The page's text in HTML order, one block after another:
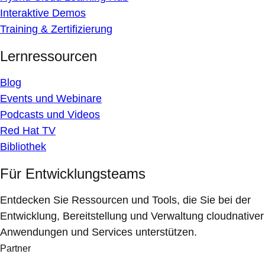
Interaktive Demos
Training & Zertifizierung
Lernressourcen
Blog
Events und Webinare
Podcasts und Videos
Red Hat TV
Bibliothek
Für Entwicklungsteams
Entdecken Sie Ressourcen und Tools, die Sie bei der
Entwicklung, Bereitstellung und Verwaltung cloudnativer
Anwendungen und Services unterstützen.
Partner